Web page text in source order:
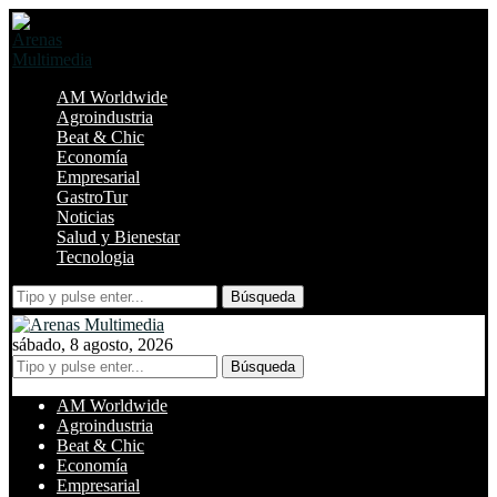
AM Worldwide
Agroindustria
Beat & Chic
Economía
Empresarial
GastroTur
Noticias
Salud y Bienestar
Tecnologia
Búsqueda
sábado, 8 agosto, 2026
Búsqueda
AM Worldwide
Agroindustria
Beat & Chic
Economía
Empresarial